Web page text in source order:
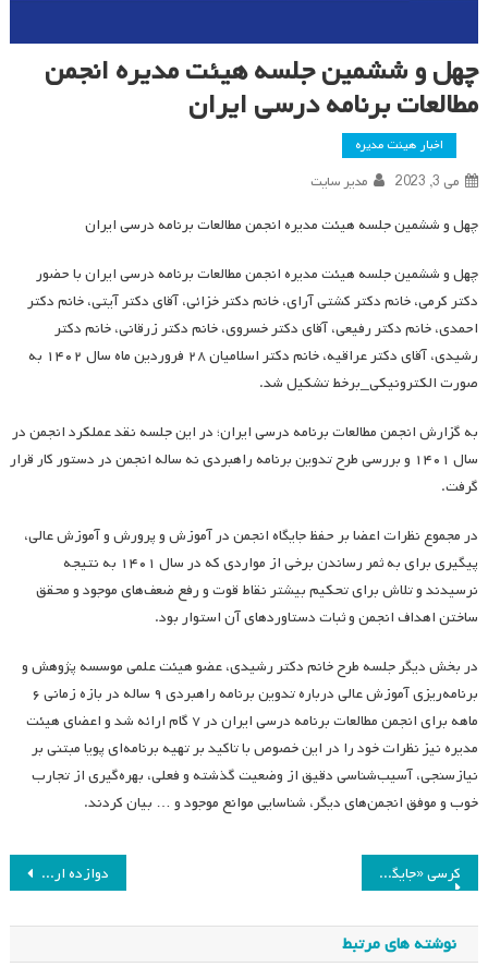
چهل و ششمین جلسه هیئت مدیره انجمن
مطالعات برنامه درسی ایران
اخبار هیئت مدیره
می 3, 2023 مدیر سایت
چهل و ششمین جلسه هیئت مدیره انجمن مطالعات برنامه درسی ایران
چهل و ششمین جلسه هیئت مدیره انجمن مطالعات برنامه درسی ایران با حضور
دکتر کرمی، خانم دکتر کشتی آرای، خانم دکتر خزائی، آقای دکتر آیتی، خانم دکتر
احمدی، خانم دکتر رفیعی، آقای دکتر خسروی، خانم دکتر زرقانی، خانم دکتر
رشیدی، آقای دکتر عراقیه، خانم دکتر اسلامیان ۲۸ فروردین ماه سال ۱۴۰۲ به
صورت الکترونیکی_برخط تشکیل شد.
به گزارش انجمن مطالعات برنامه درسی ایران؛ در این جلسه نقد عملکرد انجمن در
سال ۱۴۰۱ و بررسی طرح تدوین برنامه راهبردی نه ساله انجمن در دستور کار قرار
گرفت.
در مجموع نظرات اعضا بر حفظ جایگاه انجمن در آموزش و پرورش و آموزش عالی،
پیگیری برای به ثمر رساندن برخی از مواردی که در سال ۱۴۰۱ به نتیجه
نرسیدند و تلاش برای تحکیم بیشتر نقاط قوت و رفع ضعف‌های موجود و محقق
ساختن اهداف انجمن و ثبات دستاوردهای آن استوار بود.
در بخش دیگر جلسه طرح خانم دکتر رشیدی، عضو هیئت علمی موسسه پژوهش و
برنامه‌ریزی آموزش عالی درباره تدوین برنامه راهبردی ۹ ساله در بازه زمانی ۶
ماهه برای انجمن مطالعات برنامه درسی ایران در ۷ گام ارائه شد و اعضای هیئت
مدیره نیز نظرات خود را در این خصوص با تاکید بر تهیه برنامه‌ای پویا مبتنی بر
نیازسنجی، آسیب‌شناسی دقیق از وضعیت گذشته و فعلی، بهره‌گیری از تجارب
خوب و موفق انجمن‌های دیگر، شناسایی موانع موجود و … بیان کردند.
راهبری
نوشته
دوازده اردیبهشت روز معلم، گرامی باد کرسی «جایگاه TPACK در تربیت معلم و نقد آن»
نوشته های مرتبط